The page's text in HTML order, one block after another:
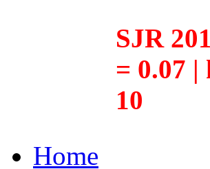
SJR
= 0.07 |
10
Home